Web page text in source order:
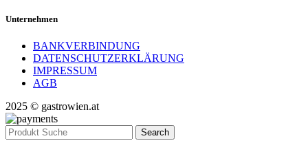
Unternehmen
BANKVERBINDUNG
DATENSCHUTZERKLÄRUNG
IMPRESSUM
AGB
2025 © gastrowien.at
Search